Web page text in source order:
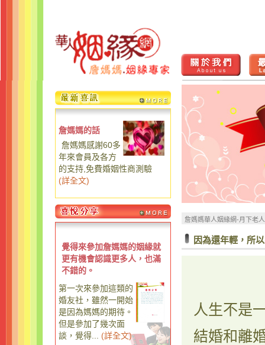
詹媽媽的話
詹媽媽感謝60多
年來會員及各方
的支持,免費婚姻性商測驗
(詳全文)
覺得來參加詹媽媽的姻緣就
更有機會認識更多人，也滿
不錯的。
第一次來參加這類的
婚友社，雖然一開始
是因為媽媽的期待。
但是參加了幾次面
談，覺得...
(詳全文)
詹媽媽華人姻緣網-月下老
因為還年輕，所
人生不是
結婚和離